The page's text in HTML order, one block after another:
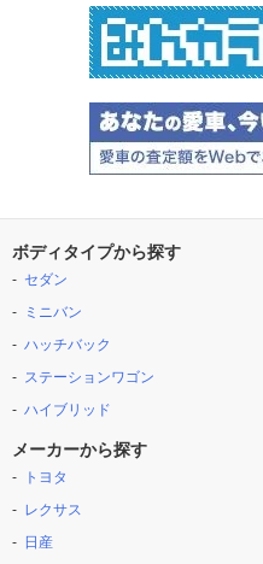
ボディタイプから探す
セダン
ミニバン
ハッチバック
ステーションワゴン
ハイブリッド
メーカーから探す
トヨタ
レクサス
日産